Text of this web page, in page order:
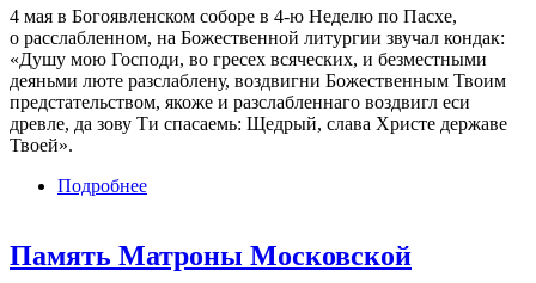
4 мая в Богоявленском соборе в 4-ю Неделю по Пасхе,
о расслабленном, на Божественной литургии звучал кондак:
«Душу мою Господи, во гресех всяческих, и безместными
деяньми люте разслаблену, воздвигни Божественным Твоим
предстательством, якоже и разслабленнаго воздвигл еси
древле, да зову Ти спасаемь: Щедрый, слава Христе державе
Твоей».
Подробнее
Память Матроны Московской